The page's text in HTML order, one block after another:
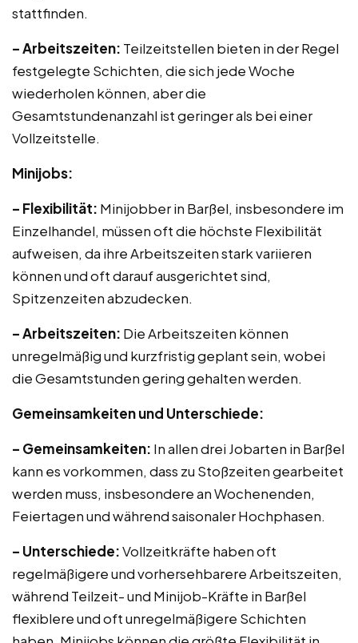
stattfinden.
– Arbeitszeiten: Teilzeitstellen bieten in der Regel
festgelegte Schichten, die sich jede Woche
wiederholen können, aber die
Gesamtstundenanzahl ist geringer als bei einer
Vollzeitstelle.
Minijobs:
– Flexibilität: Minijobber in Barßel, insbesondere im
Einzelhandel, müssen oft die höchste Flexibilität
aufweisen, da ihre Arbeitszeiten stark variieren
können und oft darauf ausgerichtet sind,
Spitzenzeiten abzudecken.
– Arbeitszeiten: Die Arbeitszeiten können
unregelmäßig und kurzfristig geplant sein, wobei
die Gesamtstunden gering gehalten werden.
Gemeinsamkeiten und Unterschiede:
– Gemeinsamkeiten: In allen drei Jobarten in Barßel
kann es vorkommen, dass zu Stoßzeiten gearbeitet
werden muss, insbesondere an Wochenenden,
Feiertagen und während saisonaler Hochphasen.
– Unterschiede:Vollzeitkräfte haben oft
regelmäßigere und vorhersehbarere Arbeitszeiten,
während Teilzeit- und Minijob-Kräfte in Barßel
flexiblere und oft unregelmäßigere Schichten